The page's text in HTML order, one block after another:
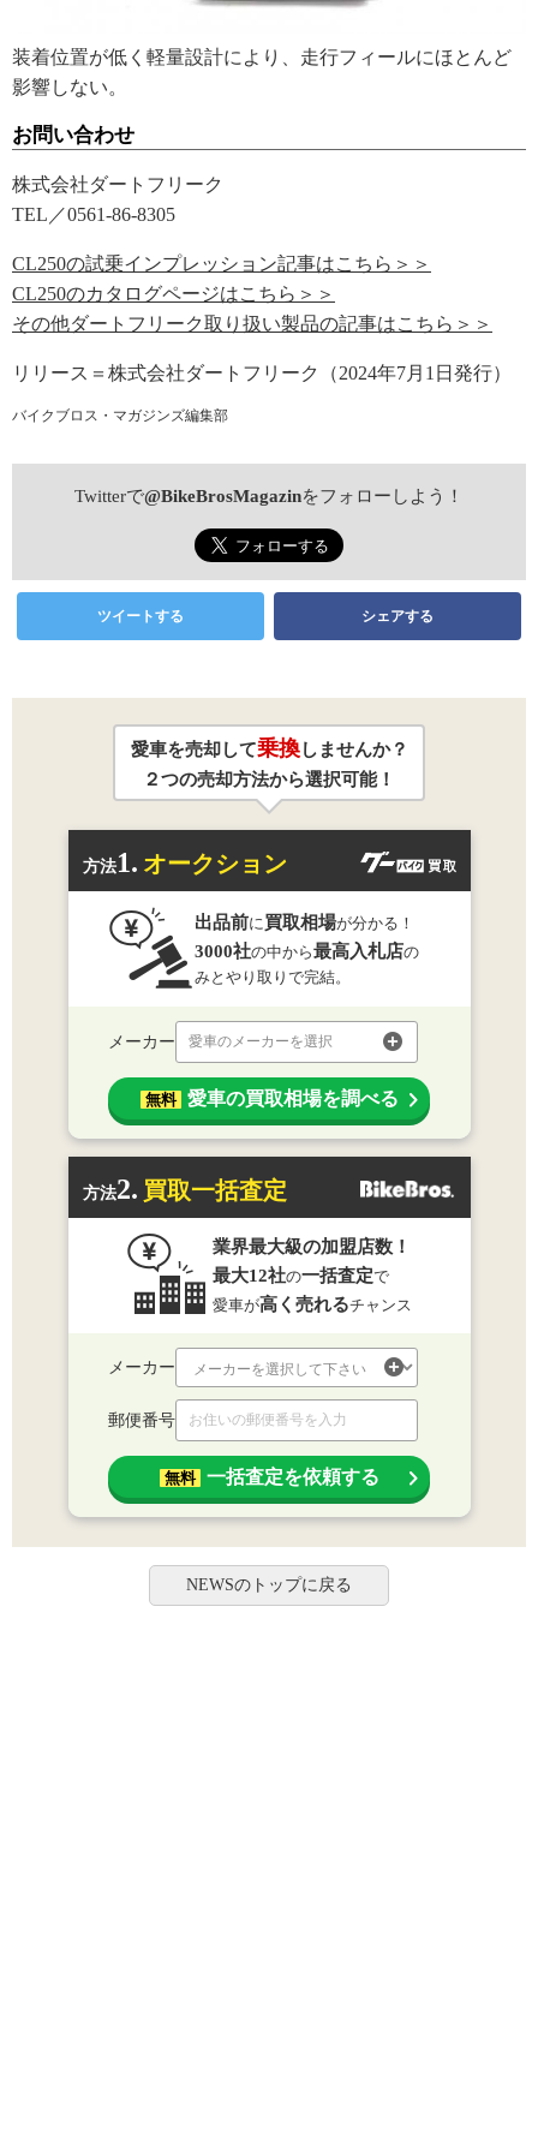
装着位置が低く軽量設計により、走行フィールにほとんど
影響しない。
お問い合わせ
株式会社ダートフリーク
TEL／0561-86-8305
CL250の試乗インプレッション記事はこちら＞＞
CL250のカタログページはこちら＞＞
その他ダートフリーク取り扱い製品の記事はこちら＞＞
リリース＝株式会社ダートフリーク（2024年7月1日発行）
バイクブロス・マガジンズ編集部
Twitterで@BikeBrosMagazinをフォローしよう！
ツイートする シェアする
愛車を売却して乗換しませんか？
２つの売却方法から選択可能！
方法1. オークション
出品前に買取相場が分かる！
3000社の中から最高入札店の
みとやり取りで完結。
メーカー 愛車のメーカーを選択
無料 愛車の買取相場を調べる
方法2. 買取一括査定
業界最大級の加盟店数！
最大12社の一括査定で
愛車が高く売れるチャンス
メーカー
郵便番号
無料 一括査定を依頼する
NEWSのトップに戻る